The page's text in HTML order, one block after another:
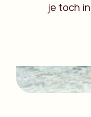
je toch